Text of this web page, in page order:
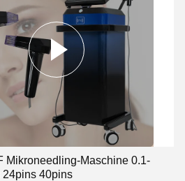
Mikroneedling-Maschine 0.1-
24pins 40pins